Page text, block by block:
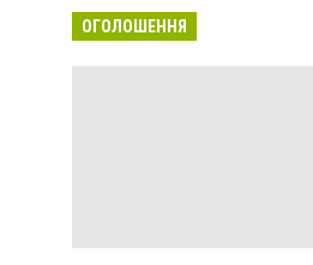
ОГОЛОШЕННЯ